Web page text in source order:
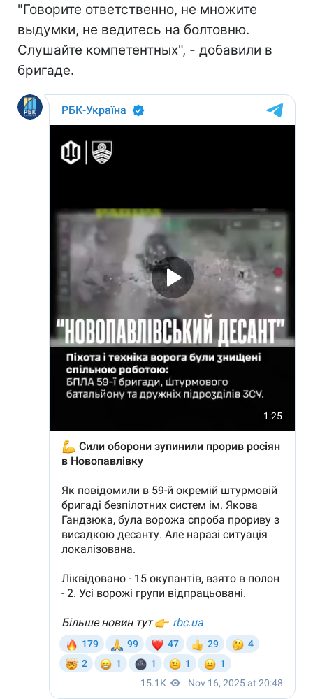
"Говорите ответственно, не множите
выдумки, не ведитесь на болтовню.
Слушайте компетентных", - добавили в
бригаде.